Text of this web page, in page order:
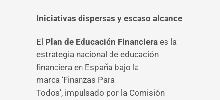
Iniciativas dispersas y escaso alcance
El Plan de Educación Financiera es la
estrategia nacional de educación
financiera en España bajo la
marca ‘Finanzas Para
Todos’, impulsado por la Comisión